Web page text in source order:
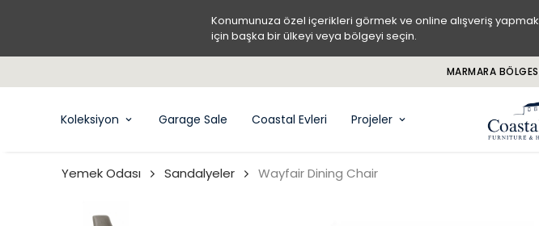
Konumunuza özel içerikleri görmek ve online alışveriş yapmak
için başka bir ülkeyi veya bölgeyi seçin.
Koleksiyon Garage Sale Coastal Evleri Projeler
Yemek Odası Sandalyeler Wayfair Dining Chair